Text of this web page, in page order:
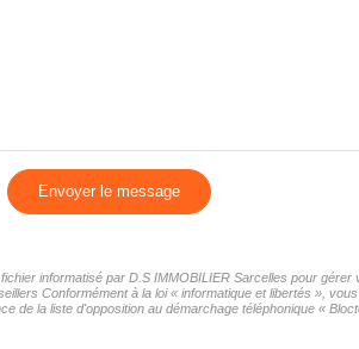
Envoyer le message
informatisé par D.S IMMOBILIER Sarcelles pour
Conformément à la loi « informatique et libertés »,
de la liste d'opposition au démarchage téléphonique «